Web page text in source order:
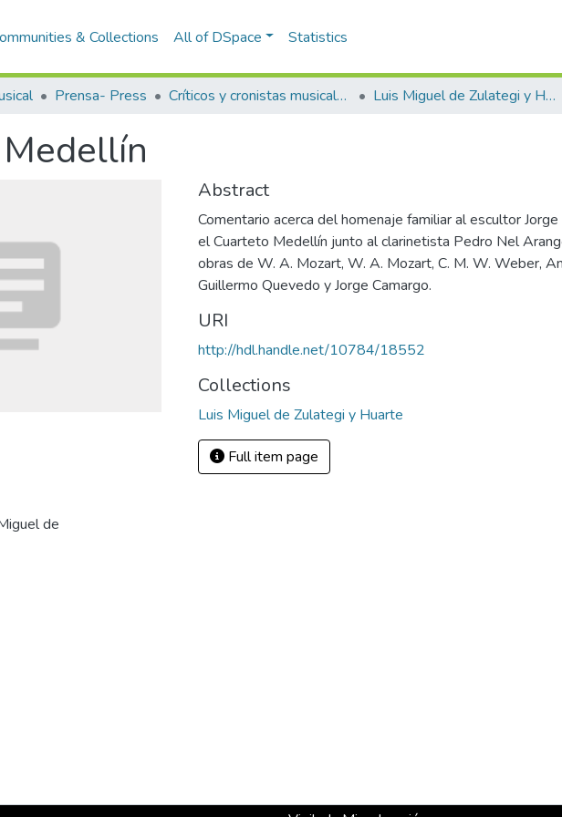
& Collections All of DSpace Statistics
Prensa- Press Críticos y cronistas musicales Luis Miguel de Zulategi y Huarte
de
Abstract
Comentario acerca del homenaje familiar al escultor
el Cuarteto Medellín junto al clarinetista Pedro Nel
obras de W. A. Mozart, W. A. Mozart, C. M. W. Weber,
Guillermo Quevedo y Jorge Camargo.
URI
http://hdl.handle.net/10784/18552
Collections
Luis Miguel de Zulategi y Huarte
Full item page